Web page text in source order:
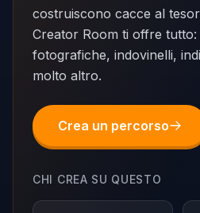
costruiscono cacce al
Creator Room ti offre
fotografiche, indovinelli,
molto altro.
Crea un percorso
CHI CREA SU QUESTO